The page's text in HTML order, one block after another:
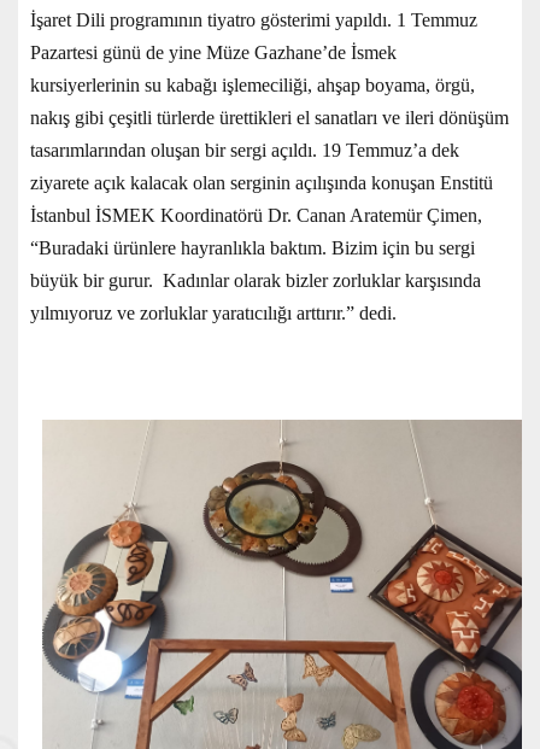
İşaret Dili programının tiyatro gösterimi yapıldı. 1 Temmuz
Pazartesi günü de yine Müze Gazhane’de İsmek
kursiyerlerinin su kabağı işlemeciliği, ahşap boyama, örgü,
nakış gibi çeşitli türlerde ürettikleri el sanatları ve ileri dönüşüm
tasarımlarından oluşan bir sergi açıldı. 19 Temmuz’a dek
ziyarete açık kalacak olan serginin açılışında konuşan Enstitü
İstanbul İSMEK Koordinatörü Dr. Canan Aratemür Çimen,
“Buradaki ürünlere hayranlıkla baktım. Bizim için bu sergi
büyük bir gurur. Kadınlar olarak bizler zorluklar karşısında
yılmıyoruz ve zorluklar yaratıcılığı arttırır.” dedi.